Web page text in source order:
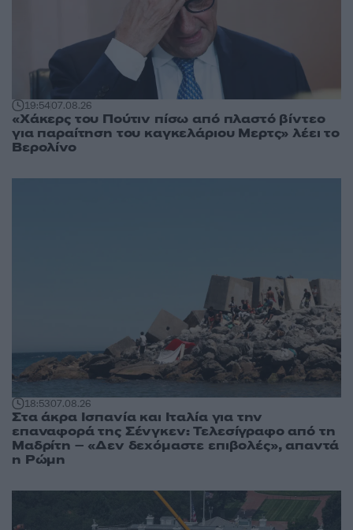
19:5407.08.26
«Χάκερς του Πούτιν πίσω από πλαστό βίντεο
για παραίτηση του καγκελάριου Μερτς» λέει το
Βερολίνο
18:5307.08.26
Στα άκρα Ισπανία και Ιταλία για την
επαναφορά της Σένγκεν: Τελεσίγραφο από τη
Μαδρίτη – «Δεν δεχόμαστε επιβολές», απαντά
η Ρώμη